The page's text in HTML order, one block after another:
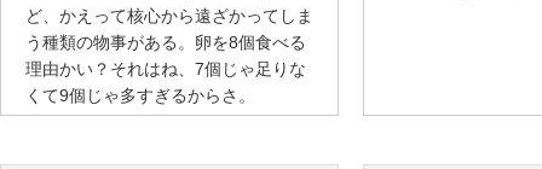
ど、かえって核心から遠ざかってしま
う種類の物事がある。卵を8個食べる
理由かい？それはね、7個じゃ足りな
くて9個じゃ多すぎるからさ。